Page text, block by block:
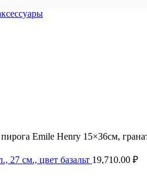
Emile Henry 15×36см,
27 см., цвет базальт 19,710.00 ₽